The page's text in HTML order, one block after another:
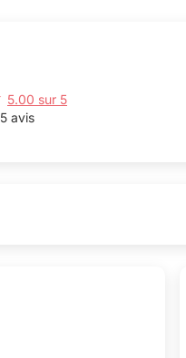
5.00 sur 5
avis